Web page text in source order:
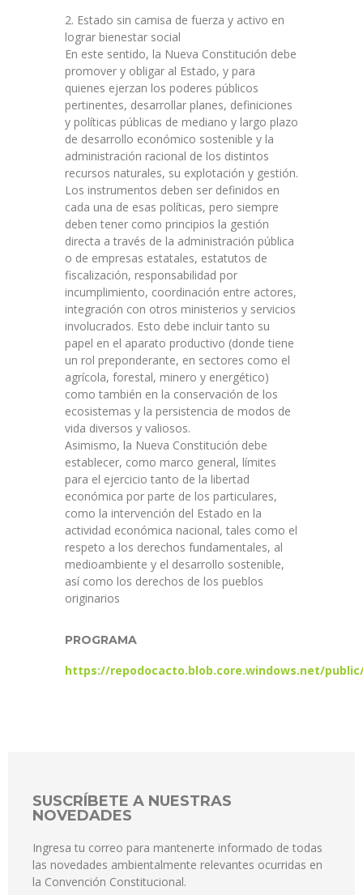
2. Estado sin camisa de fuerza y activo en
lograr bienestar social
En este sentido, la Nueva Constitución debe
promover y obligar al Estado, y para
quienes ejerzan los poderes públicos
pertinentes, desarrollar planes, definiciones
y políticas públicas de mediano y largo plazo
de desarrollo económico sostenible y la
administración racional de los distintos
recursos naturales, su explotación y gestión.
Los instrumentos deben ser definidos en
cada una de esas políticas, pero siempre
deben tener como principios la gestión
directa a través de la administración pública
o de empresas estatales, estatutos de
fiscalización, responsabilidad por
incumplimiento, coordinación entre actores,
integración con otros ministerios y servicios
involucrados. Esto debe incluir tanto su
papel en el aparato productivo (donde tiene
un rol preponderante, en sectores como el
agrícola, forestal, minero y energético)
como también en la conservación de los
ecosistemas y la persistencia de modos de
vida diversos y valiosos.
Asimismo, la Nueva Constitución debe
establecer, como marco general, límites
para el ejercicio tanto de la libertad
económica por parte de los particulares,
como la intervención del Estado en la
actividad económica nacional, tales como el
respeto a los derechos fundamentales, al
medioambiente y el desarrollo sostenible,
así como los derechos de los pueblos
originarios
PROGRAMA
https://repodocacto.blob.core.windows.net/public/
SUSCRÍBETE A NUESTRAS
NOVEDADES
Ingresa tu correo para mantenerte informado de todas
las novedades ambientalmente relevantes ocurridas en
la Convención Constitucional.